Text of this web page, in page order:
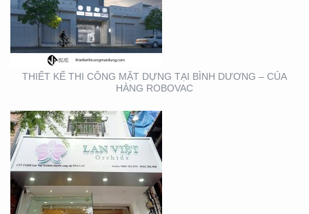
THIẾT KẾ THI CÔNG MẶT DỰNG TẠI BÌNH DƯƠNG – CỦA
HÀNG ROBOVAC
BẢNG HIỆU QUẬN 1
THIẾT KẾ THI CÔNG
BẢNG HIỆU NHA KHOA
TẠI TP. HỒ CHÍ MINH